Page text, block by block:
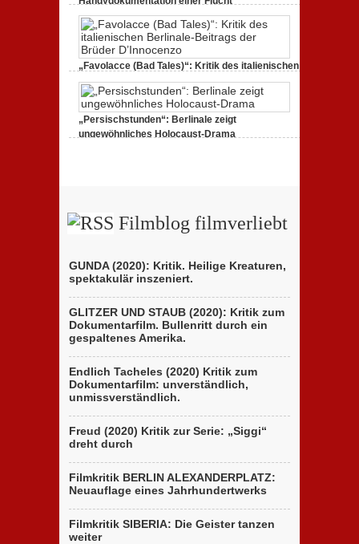
„Favolacce (Bad Tales)“: Kritik des italienischen
Berlinale-Beitrags der Brüder D’Innocenzo
25. Februar 2020,2 Comments
„Persischstunden“: Berlinale zeigt
ungewöhnliches Holocaust-Drama
Filmblog filmverliebt
GUNDA (2020): Kritik. Heilige Kreaturen,
spektakulär inszeniert.
GLITZER UND STAUB (2020): Kritik zum
Dokumentarfilm. Bullenritt durch ein
gespaltenes Amerika.
Endlich Tacheles (2020) Kritik zum
Dokumentarfilm: unverständlich,
unmissverständlich.
Freud (2020) Kritik zur Serie: „Siggi“
dreht durch
Filmkritik BERLIN ALEXANDERPLATZ:
Neuauflage eines Jahrhundertwerks
Filmkritik SIBERIA: Die Geister tanzen
weiter